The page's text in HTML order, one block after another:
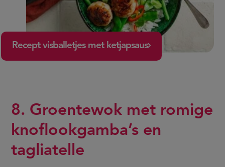
Recept visballetjes met ketjapsaus
8. Groentewok met romige
knoflookgamba’s en
tagliatelle